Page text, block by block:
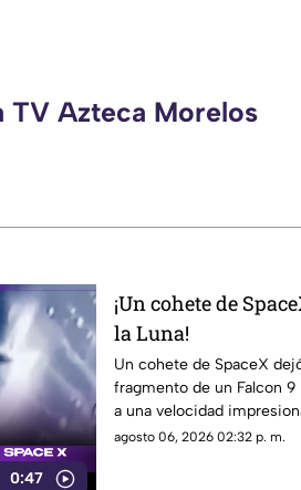
TV Azteca Morelos
0:47
¡Un cohete de
la Luna!
Un cohete de SpaceX
fragmento de un Falcon
a una velocidad
enorme cráter.
agosto 06, 2026 02:32 p. m.